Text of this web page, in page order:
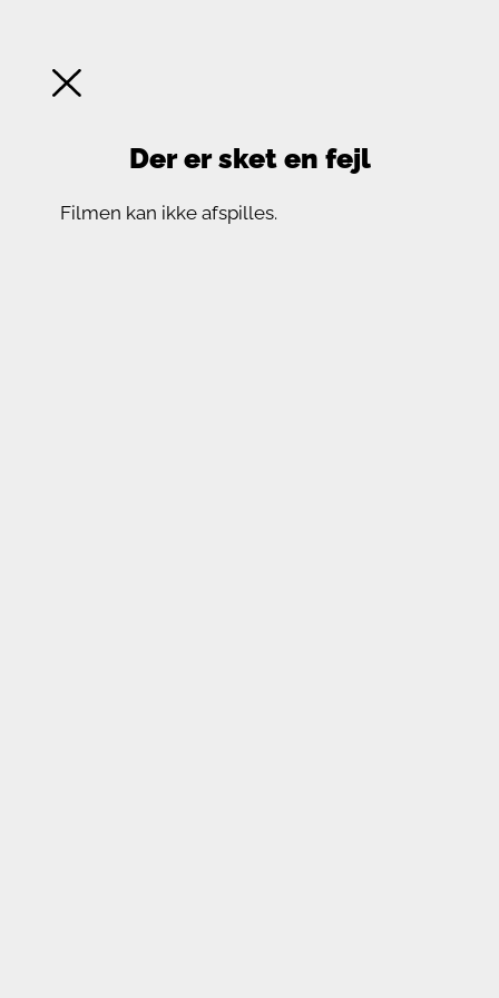
Der er sket en fejl
Filmen kan ikke afspilles.